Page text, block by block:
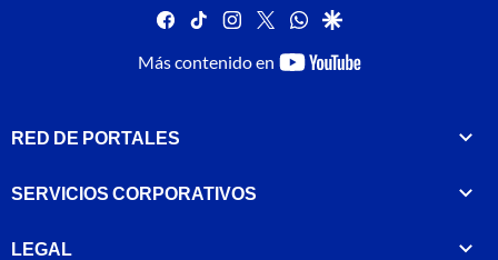
facebook
tiktok instagram
twitterwhatsapp
google
Más contenido en
youtube-
RED DE PORTALES
SERVICIOS CORPORATIVOS
LEGAL